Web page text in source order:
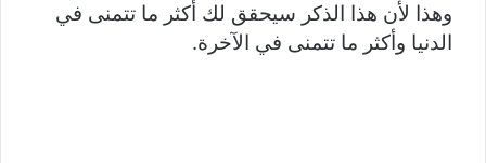
وهذا لأن هذا الذكر سيحقق لك أكثر ما تتمنى في
الدنيا وأكثر ما تتمنى في الآخرة.